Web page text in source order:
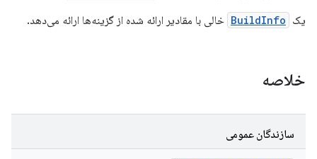
یک BuildInfo خالی با مقادیر ارائه شده از گزینه‌ها ارائه می‌دهد.
خلاصه
سازندگان عمومی